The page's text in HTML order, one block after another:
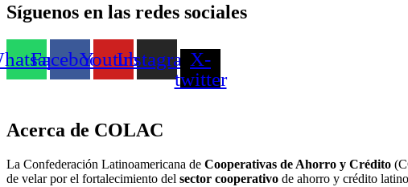
Síguenos en las redes sociales
FacebookYoutubeInstagramX-
twitter
Acerca de COLAC
La Confederación Latinoamericana de Cooperativas de Ahorro y Crédito
de velar por el fortalecimiento del sector cooperativo de ahorro y crédito